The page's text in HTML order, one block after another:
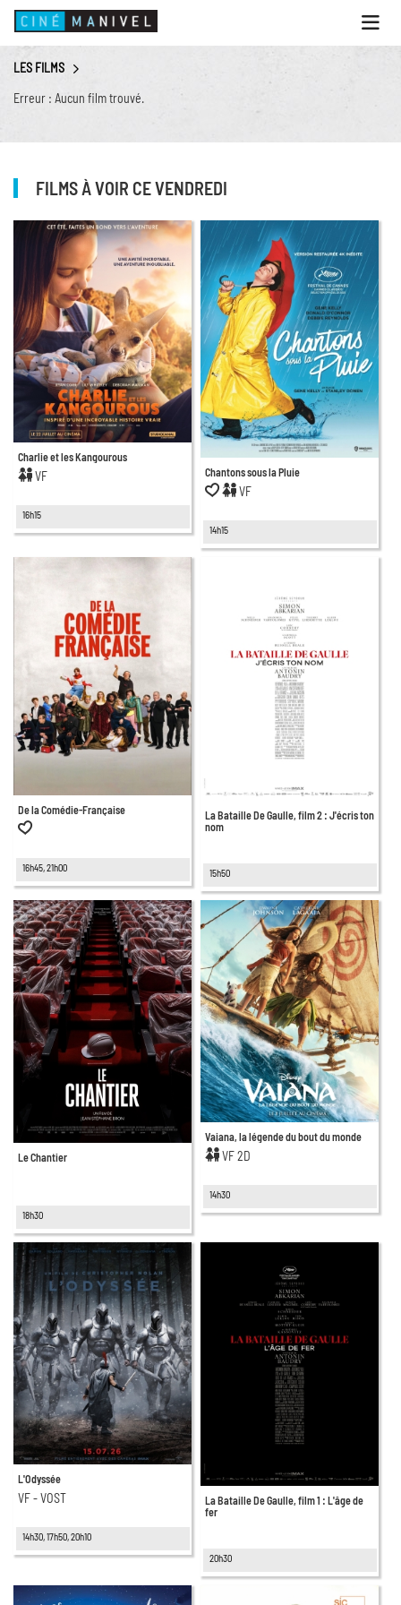
le
menu
ACCUEIL
PROGRAMME
ANIMATIONS
CINÉ CAFÉ | RESTAURANT
INFOS PRATIQUES
LES FILMS
Erreur : Aucun film trouvé.
FILMS À VOIR CE VENDREDI
Charlie et les Kangourous
VF
16h15
Chantons sous la Pluie
VF
14h15
De la Comédie-Française
16h45, 21h00
La Bataille De Gaulle, film 2 : J'écris ton
nom
15h50
Le Chantier
18h30
Vaiana, la légende du bout du monde
VF 2D
14h30
L'Odyssée
VF - VOST
14h30, 17h50, 20h10
La Bataille De Gaulle, film 1 : L'âge de
fer
20h30